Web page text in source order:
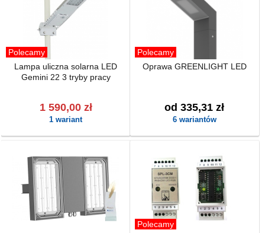
Polecamy
Lampa uliczna solarna LED
Gemini 22 3 tryby pracy
1 590,00 zł
1 wariant
Polecamy
Oprawa GREENLIGHT LED
od 335,31 zł
6 wariantów
Polecamy